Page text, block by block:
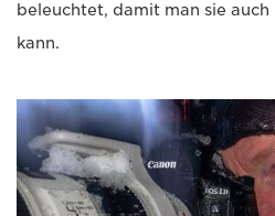
beleuchtet, damit man sie
kann.